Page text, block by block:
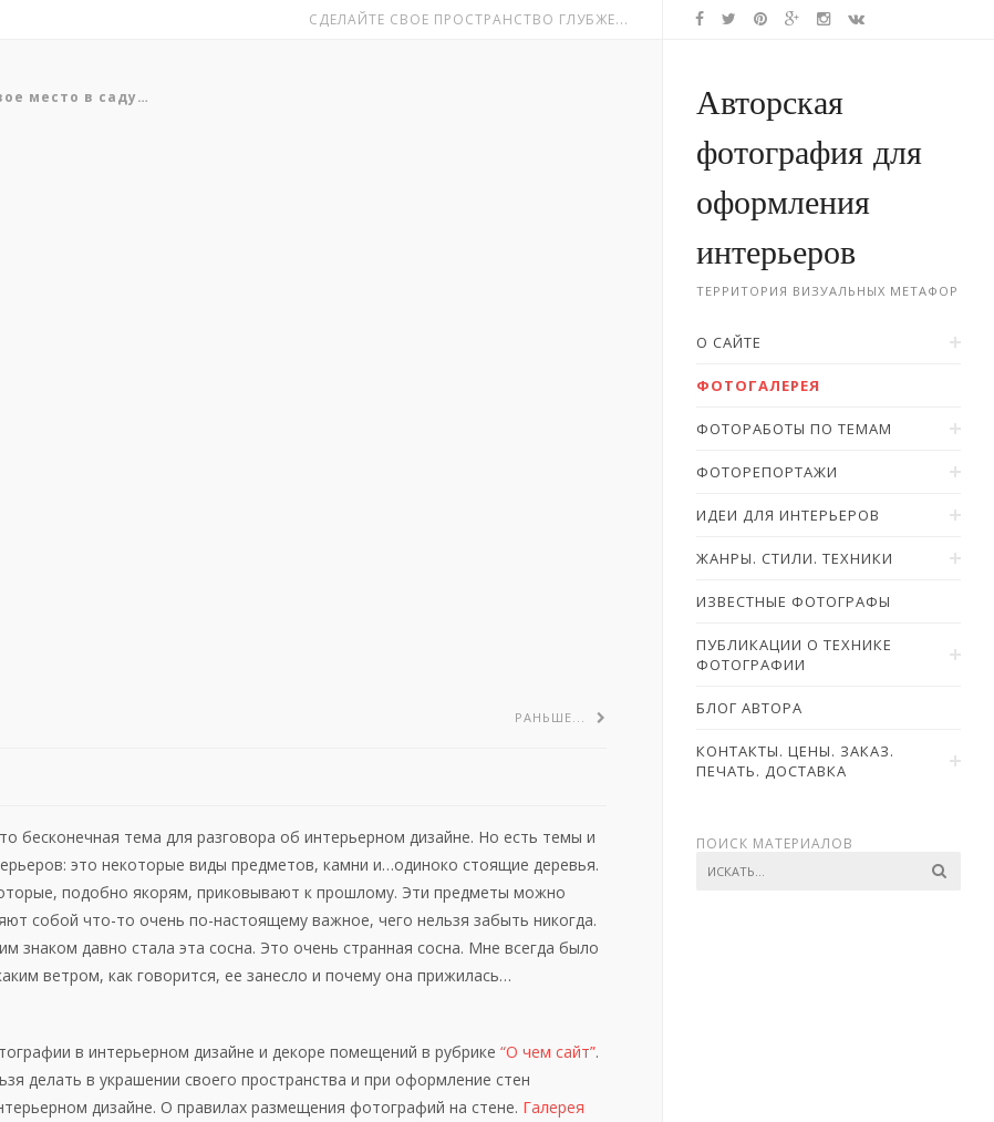
СДЕЛАЙТЕ СВОЕ ПРОСТРАНСТВО ГЛУБЖЕ...
Авторская
фотография для
оформления
интерьеров
ТЕРРИТОРИЯ ВИЗУАЛЬНЫХ МЕТАФОР
О САЙТЕ
ФОТОГАЛЕРЕЯ
ФОТОРАБОТЫ ПО ТЕМАМ
ФОТОРЕПОРТАЖИ
ИДЕИ ДЛЯ ИНТЕРЬЕРОВ
ЖАНРЫ. СТИЛИ. ТЕХНИКИ
ИЗВЕСТНЫЕ ФОТОГРАФЫ
ПУБЛИКАЦИИ О ТЕХНИКЕ
ФОТОГРАФИИ
БЛОГ АВТОРА
КОНТАКТЫ. ЦЕНЫ. ЗАКАЗ.
ПЕЧАТЬ. ДОСТАВКА
ПОИСК МАТЕРИАЛОВ
место в саду…
РАНЬШЕ...
бесконечная тема для разговора об интерьерном дизайне. Но есть темы и
это некоторые виды предметов, камни и…одиноко стоящие деревья.
подобно якорям, приковывают к прошлому. Эти предметы можно
собой что-то очень по-настоящему важное, чего нельзя забыть никогда.
знаком давно стала эта сосна. Это очень странная сосна. Мне всегда было
ветром, как говорится, ее занесло и почему она прижилась…
в интерьерном дизайне и декоре помещений в рубрике “О чем сайт”.
делать в украшении своего пространства и при оформление стен
дизайне. О правилах размещения фотографий на стене. Галерея